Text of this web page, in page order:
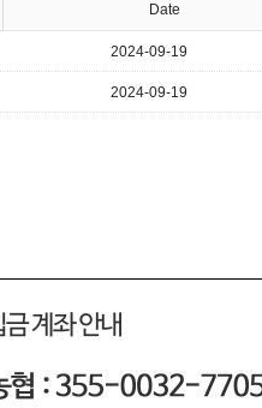
Date
2024-09-19
2024-09-19